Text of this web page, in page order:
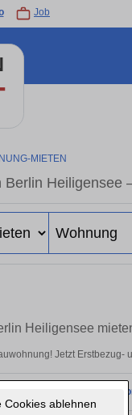
Cookies ablehnen
Job
MIETEN
Heiligensee
Heiligensee
Jetzt Erstbezug-
Sie bald wieder